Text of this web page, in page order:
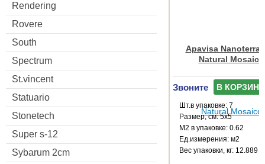
Rendering
Rovere
South
Spectrum
St.vincent
Statuario
Stonetech
Super s-12
Sybarum 2cm
Apavisa
Natural
Звоните В КОРЗИНУ
Шт.в упаковке: 7
Размер, см: 5x5
М2 в упаковке: 0.62
Ед.измерения: м2
Веc упаковки, кг: 12.889